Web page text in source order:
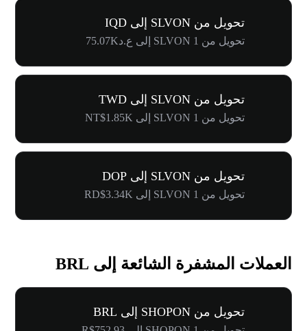
تحويل من SLVON إلى IQD
تحويل من 1 SLVON إلى ع.د75.07K
تحويل من SLVON إلى TWD
تحويل من 1 SLVON إلى NT$1.85K
تحويل من SLVON إلى DOP
تحويل من 1 SLVON إلى RD$3.34K
العملات المشفرة الشائعة إلى BRL
تحويل من SHOPON إلى BRL